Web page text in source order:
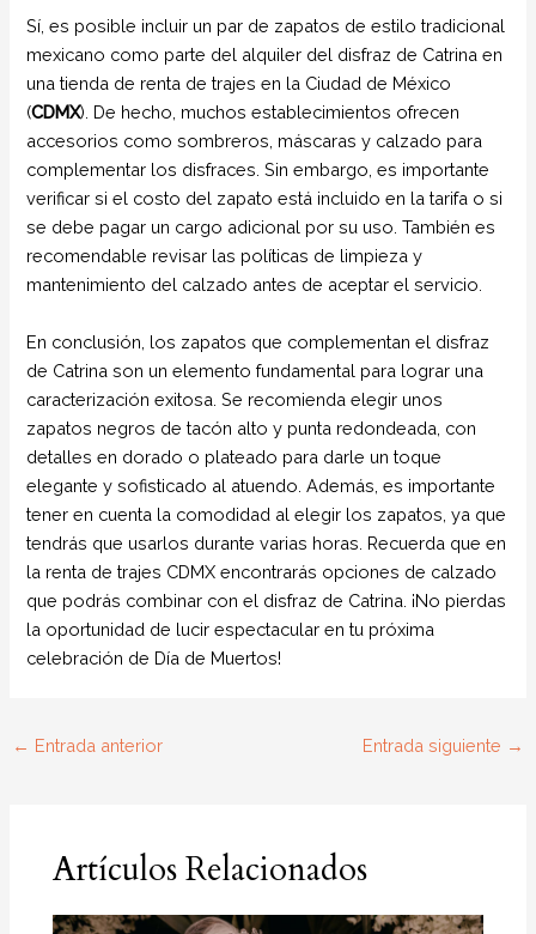
Sí, es posible incluir un par de zapatos de estilo tradicional
mexicano como parte del alquiler del disfraz de Catrina en
una tienda de renta de trajes en la Ciudad de México
(CDMX). De hecho, muchos establecimientos ofrecen
accesorios como sombreros, máscaras y calzado para
complementar los disfraces. Sin embargo, es importante
verificar si el costo del zapato está incluido en la tarifa o si
se debe pagar un cargo adicional por su uso. También es
recomendable revisar las políticas de limpieza y
mantenimiento del calzado antes de aceptar el servicio.
En conclusión, los zapatos que complementan el disfraz
de Catrina son un elemento fundamental para lograr una
caracterización exitosa. Se recomienda elegir unos
zapatos negros de tacón alto y punta redondeada, con
detalles en dorado o plateado para darle un toque
elegante y sofisticado al atuendo. Además, es importante
tener en cuenta la comodidad al elegir los zapatos, ya que
tendrás que usarlos durante varias horas. Recuerda que en
la renta de trajes CDMX encontrarás opciones de calzado
que podrás combinar con el disfraz de Catrina. ¡No pierdas
la oportunidad de lucir espectacular en tu próxima
celebración de Día de Muertos!
← Entrada anterior Entrada siguiente →
Artículos Relacionados